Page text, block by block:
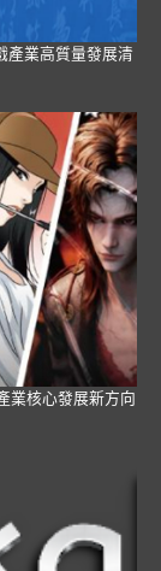
產業高質量發展清
業核心發展新方向